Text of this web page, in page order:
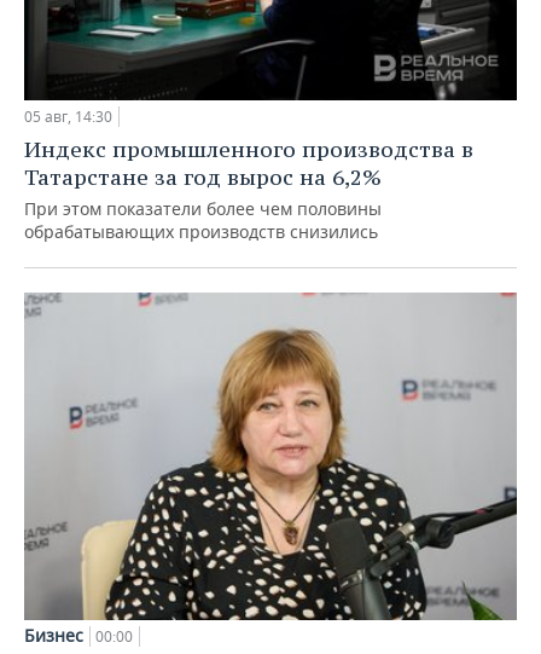
05 авг, 14:30
Индекс промышленного производства в
Татарстане за год вырос на 6,2%
При этом показатели более чем половины
обрабатывающих производств снизились
Бизнес 00:00